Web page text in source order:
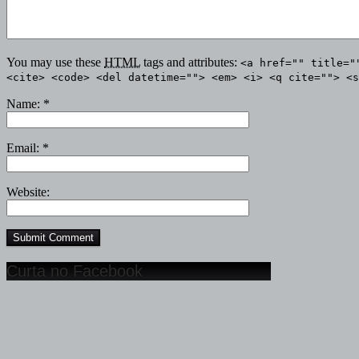
You may use these HTML tags and attributes: <a href=""
<cite> <code> <del datetime=""> <em> <i> <q cite="">
Name: *
Email: *
Website:
Curta no Facebook